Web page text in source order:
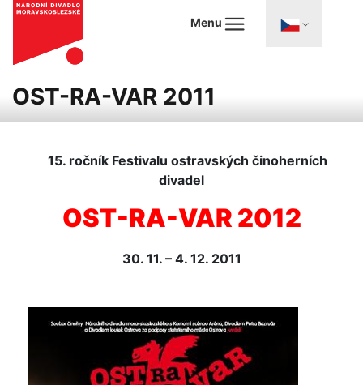
Menu
OST-RA-VAR 2011
15. ročník Festivalu ostravských činoherních
divadel
OST-RA-VAR 2012
30. 11. – 4. 12. 2011